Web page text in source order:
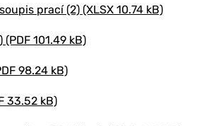
prací (2) (XLSX 10.74 kB)
101.49 kB)
98.24 kB)
33.52 kB)